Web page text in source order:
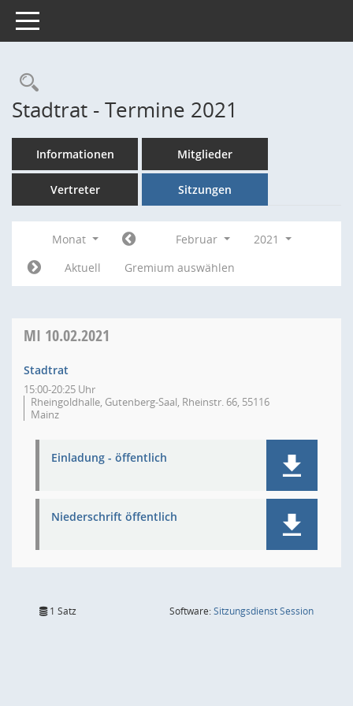
Toggle navigation
Rechercheauswahl
Stadtrat - Termine 2021
Informationen Mitglieder
Vertreter Sitzungen
Monat Februar
2021
Aktuell
Gremium auswählen
MI 10.02.2021
Stadtrat
15:00-20:25 Uhr
Rheingoldhalle, Gutenberg-Saal, Rheinstr. 66, 55116
Mainz
Einladung - öffentlich
Niederschrift öffentlich
1 Satz Software:SitzungsdienstSession(Wird in